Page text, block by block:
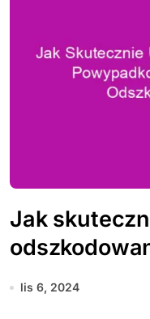
Jak
dzięki
lis 6, 2024